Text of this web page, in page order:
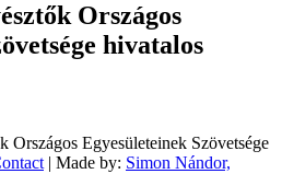
Országos
hivatalos
Egyesületeinek Szövetsége
| Made by: Simon Nándor,